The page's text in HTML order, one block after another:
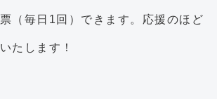
（毎日1回）できます。応援のほど
たします！